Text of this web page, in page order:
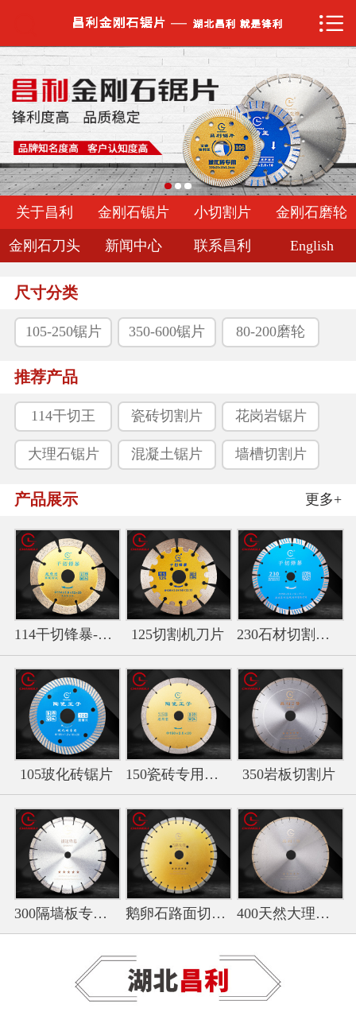
 网站首页
关于昌利
金刚石锯片
小切割片
金刚石磨轮
金刚石刀头
新闻中心
English

关于昌利 金刚石锯片 小切割片 金刚石磨轮
金刚石刀头 新闻中心 联系昌利 English
尺寸分类
105-250锯片 350-600锯片 80-200磨轮
推荐产品
114干切王 瓷砖切割片 花岗岩锯片
大理石锯片 混凝土锯片 墙槽切割片
产品展示 更多+
114干切锋暴-金色干切王切 125切割机刀片 230石材切割片-波纹干切
105玻化砖锯片 150瓷砖专用切割片 350岩板切割片
300隔墙板专用切割片 鹅卵石路面切割专用锯片 400天然大理石锯片